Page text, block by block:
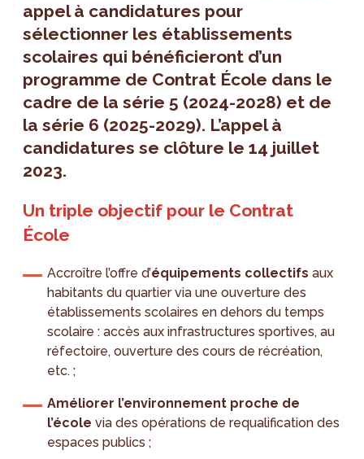
appel à candidatures pour
sélectionner les établissements
scolaires qui bénéficieront d’un
programme de Contrat École dans le
cadre de la série 5 (2024-2028) et de
la série 6 (2025-2029). L’appel à
candidatures se clôture le 14 juillet
2023.
Un triple objectif pour le Contrat
École
Accroître l’offre d’équipements collectifs aux
habitants du quartier via une ouverture des
établissements scolaires en dehors du temps
scolaire : accès aux infrastructures sportives, au
réfectoire, ouverture des cours de récréation,
etc. ;
Améliorer l’environnement proche de
l’écolevia des opérations de requalification des
espaces publics ;